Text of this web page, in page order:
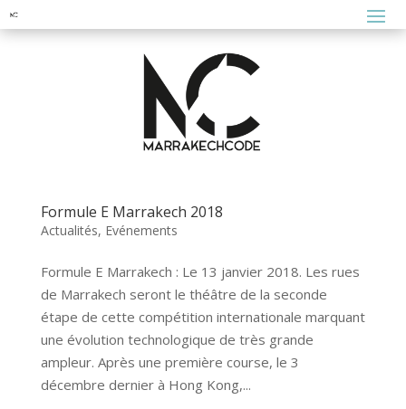
Formule E Marrakech 2018
Actualités, Evénements
Formule E Marrakech : Le 13 janvier 2018. Les rues
de Marrakech seront le théâtre de la seconde
étape de cette compétition internationale marquant
une évolution technologique de très grande
ampleur. Après une première course, le 3
décembre dernier à Hong Kong,...